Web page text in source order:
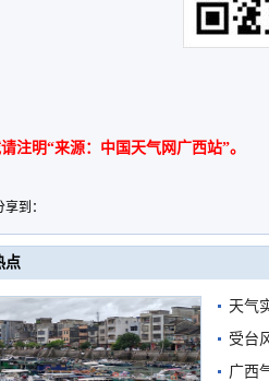
注明“来源：中国天气网广西站”。
享到：
点
天气
受台
有较
广西